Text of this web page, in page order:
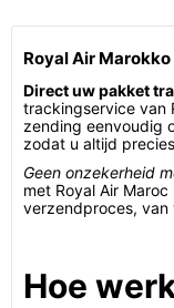
Royal Air Marokko
Direct uw pakket
trackingservice van
zending eenvoudig
zodat u altijd
Geen onzekerheid
met Royal Air
verzendproces,
Hoe